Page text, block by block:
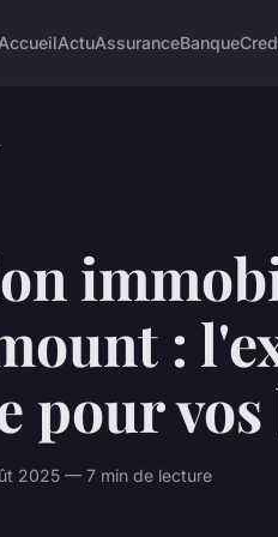
AccueilActuAssuranceBanque
:
pour vos
2025 — 7 min de lecture